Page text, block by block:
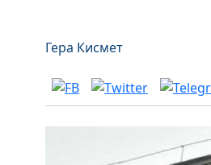
Гера Кисмет